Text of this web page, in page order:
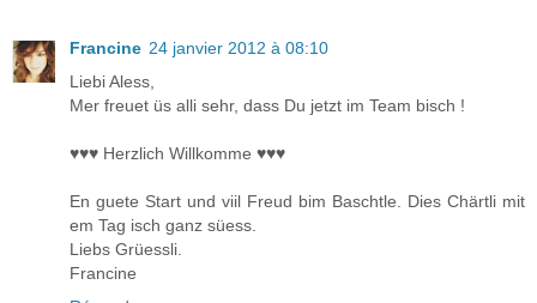
Francine 24 janvier 2012 à 08:10
Liebi Aless,
Mer freuet üs alli sehr, dass Du jetzt im Team bisch !
♥♥♥ Herzlich Willkomme ♥♥♥
En guete Start und viil Freud bim Baschtle. Dies Chärtli mit
em Tag isch ganz süess.
Liebs Grüessli.
Francine